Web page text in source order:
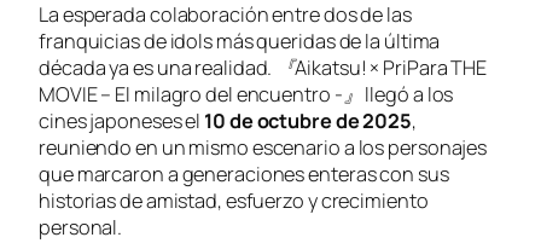
La esperada colaboración entre dos de las
franquicias de idols más queridas de la última
década ya es una realidad.
『Aikatsu! × PriPara THE
MOVIE – El milagro del encuentro -』 llegó a los
cines japoneses el 10 de octubre de 2025,
reuniendo en un mismo escenario a los personajes
que marcaron a generaciones enteras con sus
historias de amistad, esfuerzo y crecimiento
personal.